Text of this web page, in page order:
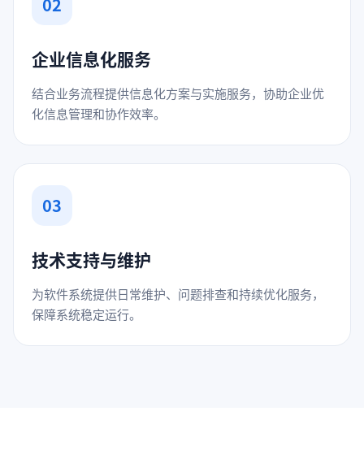
企业信息化服务
结合业务流程提供信息化方案与实施服务，协助企业优
化信息管理和协作效率。
03
技术支持与维护
为软件系统提供日常维护、问题排查和持续优化服务，
保障系统稳定运行。